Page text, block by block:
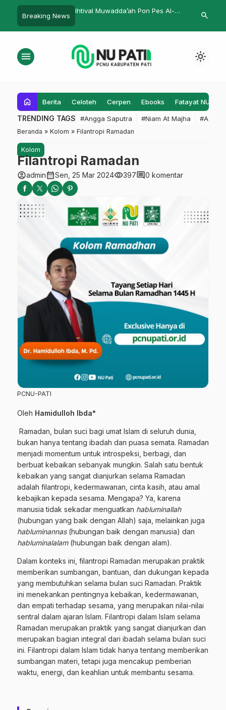
Breaking News
Ketua HPN Jateng Optimis
dengan Ekonomi yang Kuat
Plt Bupati
search
menu light_mode
home Berita Celoteh Cerpen Ebooks Fatayat NU
TRENDING TAGS #Angga Saputra #Niam At Majha #Admin
Beranda » Kolom » Filantropi Ramadan
Kolom
Filantropi Ramadan
account_circleadmincalendar_monthSen, 25 Mar 2024visibility397comment0 komentar
PCNU-PATI
Oleh Hamidulloh Ibda*
Ramadan, bulan suci bagi umat Islam di seluruh dunia,
bukan hanya tentang ibadah dan puasa semata. Ramadan
menjadi momentum untuk introspeksi, berbagi, dan
berbuat kebaikan sebanyak mungkin. Salah satu bentuk
kebaikan yang sangat dianjurkan selama Ramadan
adalah filantropi, kedermawanan, cinta kasih, atau amal
kebajikan kepada sesama. Mengapa? Ya, karena
manusia tidak sekadar menguatkan habluminallah
(hubungan yang baik dengan Allah) saja, melainkan juga
habluminannas(hubungan baik dengan manusia) dan
habluminalalam(hubungan baik dengan alam).
Dalam konteks ini, filantropi Ramadan merupakan praktik
memberikan sumbangan, bantuan, dan dukungan kepada
yang membutuhkan selama bulan suci Ramadan. Praktik
ini menekankan pentingnya kebaikan, kedermawanan,
dan empati terhadap sesama, yang merupakan nilai-nilai
sentral dalam ajaran Islam. Filantropi dalam Islam selama
Ramadan merupakan praktik yang sangat dianjurkan dan
merupakan bagian integral dari ibadah selama bulan suci
ini. Filantropi dalam Islam tidak hanya tentang memberikan
sumbangan materi, tetapi juga mencakup pemberian
waktu, energi, dan keahlian untuk membantu sesama.